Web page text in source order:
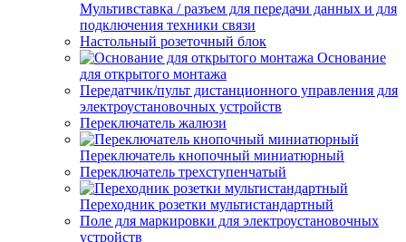
Мультивставка / разъем для передачи данных и для
подключения техники связи
Настольный розеточный блок
Основание
для открытого монтажа
Передатчик/пульт дистанционного управления для
электроустановочных устройств
Переключатель жалюзи
Переключатель кнопочный миниатюрный
Переключатель трехступенчатый
Переходник розетки мультистандартный
Поле для маркировки для электроустановочных
устройств